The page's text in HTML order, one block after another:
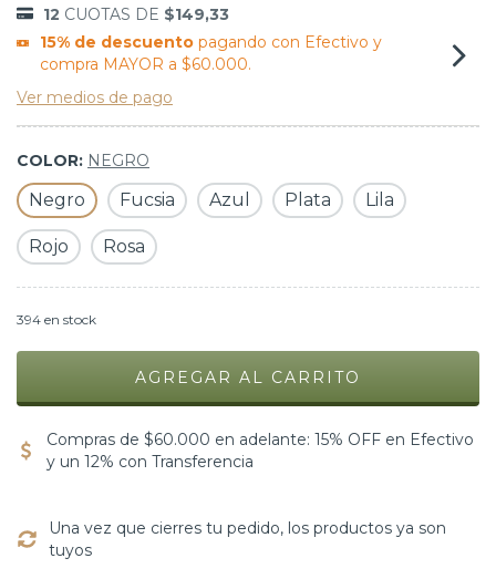
12 CUOTAS DE $149,33
15% de descuentopagando con Efectivo y
compra MAYOR a $60.000.
Ver medios de pago
COLOR: NEGRO
Negro Fucsia Azul Plata Lila
Rojo Rosa
394 en stock
Compras de $60.000 en adelante: 15% OFF en Efectivo
y un 12% con Transferencia
Una vez que cierres tu pedido, los productos ya son
tuyos